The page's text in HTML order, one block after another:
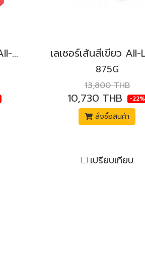
เลเซอร์เส้นสีแดง 3D All-Lines KAPRO รุ่น 883D Prolaser®
875G
13,800 THB
10,730 THB -22%
สั่งซื้อสินค้า
เปรียบเทียบ